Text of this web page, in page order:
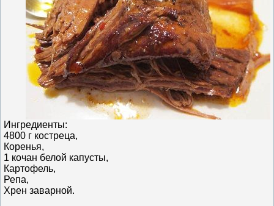
Ингредиенты:
4800 г костреца,
Коренья,
1 кочан белой капусты,
Картофель,
Репа,
Хрен заварной.